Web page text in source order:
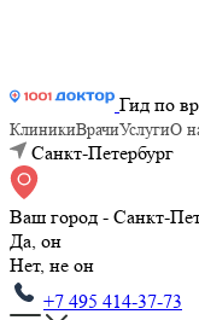
Гид по
КлиникиВрачиУслугиО
Санкт-Петербург
Ваш город - Санкт-
Да, он
Нет, не он
+7 495 414-37-73